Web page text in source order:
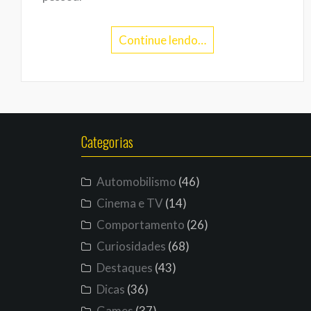
Continue lendo…
Categorias
Automobilismo (46)
Cinema e TV(14)
Comportamento (26)
Curiosidades (68)
Destaques (43)
Dicas (36)